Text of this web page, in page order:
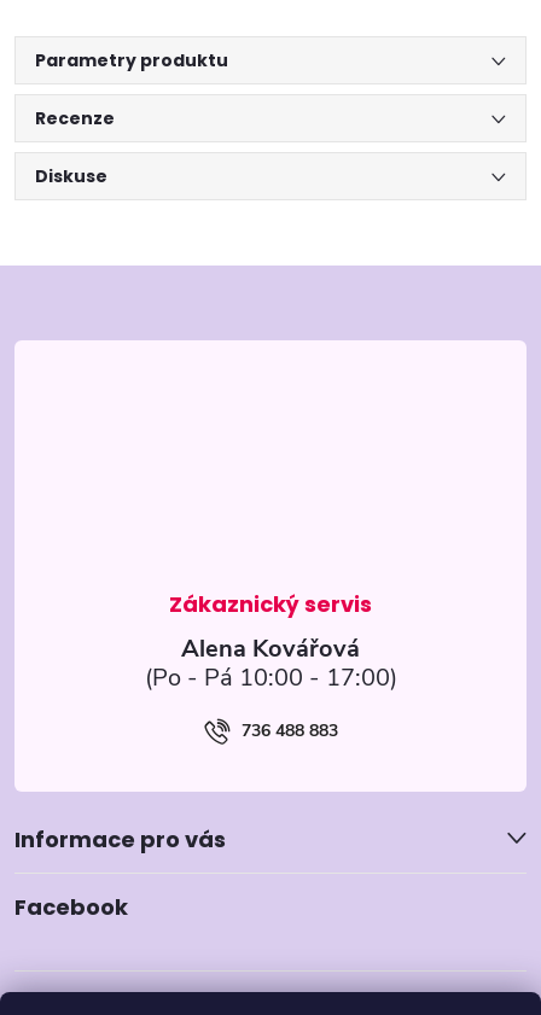
Parametry produktu
Recenze
Diskuse
á
Alena Kovářová
736 488 883
Informace pro vás
Facebook